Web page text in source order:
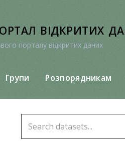
відкритих
порталу відкритих даних
Групи Розпорядникам